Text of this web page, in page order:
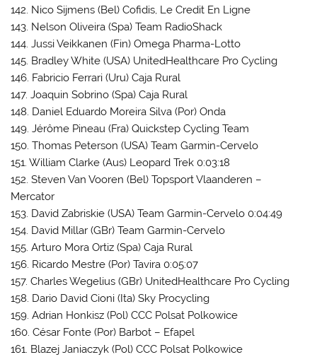
142. Nico Sijmens (Bel) Cofidis, Le Credit En Ligne
143. Nelson Oliveira (Spa) Team RadioShack
144. Jussi Veikkanen (Fin) Omega Pharma-Lotto
145. Bradley White (USA) UnitedHealthcare Pro Cycling
146. Fabricio Ferrari (Uru) Caja Rural
147. Joaquin Sobrino (Spa) Caja Rural
148. Daniel Eduardo Moreira Silva (Por) Onda
149. Jérôme Pineau (Fra) Quickstep Cycling Team
150. Thomas Peterson (USA) Team Garmin-Cervelo
151. William Clarke (Aus) Leopard Trek 0:03:18
152. Steven Van Vooren (Bel) Topsport Vlaanderen –
Mercator
153. David Zabriskie (USA) Team Garmin-Cervelo 0:04:49
154. David Millar (GBr) Team Garmin-Cervelo
155. Arturo Mora Ortiz (Spa) Caja Rural
156. Ricardo Mestre (Por) Tavira 0:05:07
157. Charles Wegelius (GBr) UnitedHealthcare Pro Cycling
158. Dario David Cioni (Ita) Sky Procycling
159. Adrian Honkisz (Pol) CCC Polsat Polkowice
160. César Fonte (Por) Barbot – Efapel
161. Blazej Janiaczyk (Pol) CCC Polsat Polkowice